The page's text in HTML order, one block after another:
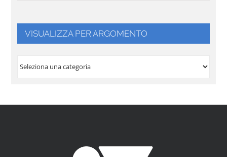
VISUALIZZA PER ARGOMENTO
VISUALIZZA